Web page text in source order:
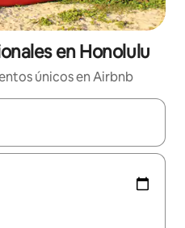
en Honolulu
únicos en Airbnb
disponibles, navegá con las